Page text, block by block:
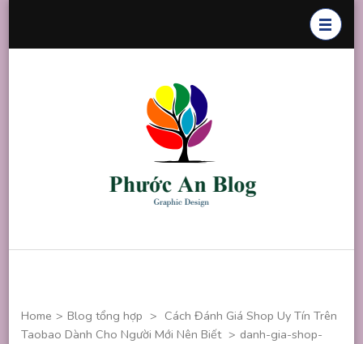
Home > Blog tổng hợp > Cách Đánh Giá Shop Uy Tín Trên
Taobao Dành Cho Người Mới Nên Biết > danh-gia-shop-